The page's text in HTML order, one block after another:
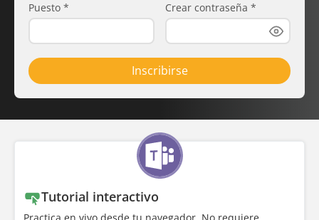
Puesto * Crear contraseña *
Inscribirse
Tutorial interactivo